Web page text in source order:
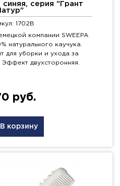
серия "Грант
1702B
компании SWEEPA
натурального каучука.
для уборки и ухода за
двухсторонняя.
руб.
В корзину